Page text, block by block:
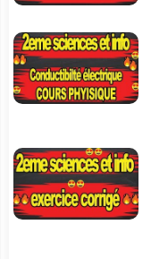
7:51
16:58